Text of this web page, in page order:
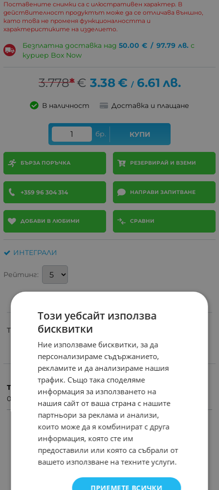
Поставените снимки са с илюстративен характер. В
действителност продуктът може да се отличава външно,
като това не променя функционалността и
характеристиките на изделието.
Безплатна доставка над 50.00 € / 97.79 лв. с
куриер Box Now
3.778*€ 3.38€ / 6.61 лв.
В наличност Доставка и плащане
бр. КУПИ
БЪРЗА ПОРЪЧКА РЕЗЕРВИРАЙ И ВЗЕМИ
+359 96 304 314 НАПРАВИ ЗАПИТВАНЕ
ДОБАВИ В ЛЮБИМИ СРАВНИ
ИНТЕГРАЛИ
Рейтинг:
ИНФОРМАЦИЯ
TV,RGB SCHUTZ PROTEKTION; 15 PIN
ХАРАКТЕРИСТИКИ
Тегло (кг.)
0.01
ПРОДУКТИ С ПОДОБНИ ХАРАКТЕРИСТИКИ
Този уебсайт използва
бисквитки
Ние използваме бисквитки, за да
персонализираме съдържанието,
рекламите и да анализираме нашия
трафик. Също така споделяме
информация за използването на
нашия сайт от ваша страна с нашите
партньори за реклама и анализи,
които може да я комбинират с друга
информация, която сте им
предоставили или която са събрали от
вашето използване на техните услуги.
ПРИЕМЕТЕ ВСИЧКИ